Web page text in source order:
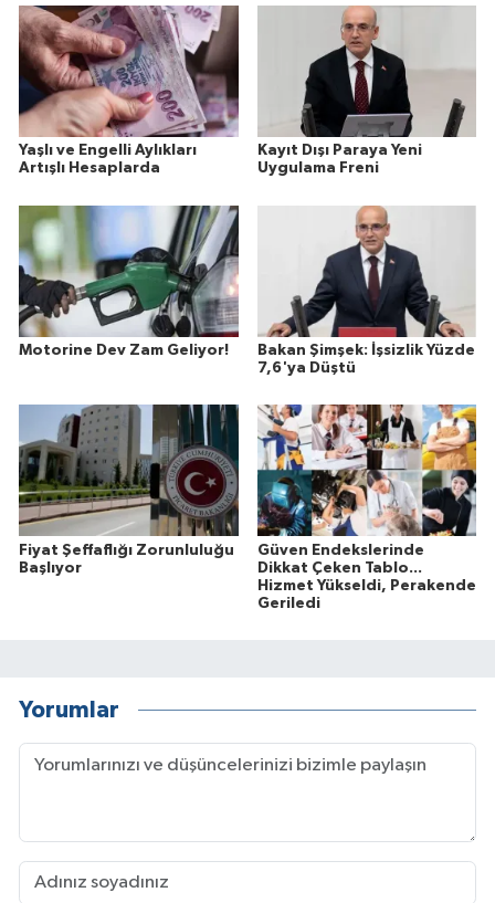
Yaşlı ve Engelli Aylıkları
Artışlı Hesaplarda
Kayıt Dışı Paraya Yeni
Uygulama Freni
Motorine Dev Zam Geliyor!
Bakan Şimşek: İşsizlik Yüzde
7,6'ya Düştü
Fiyat Şeffaflığı Zorunluluğu
Başlıyor
Güven Endekslerinde
Dikkat Çeken Tablo...
Hizmet Yükseldi, Perakende
Geriledi
Yorumlar